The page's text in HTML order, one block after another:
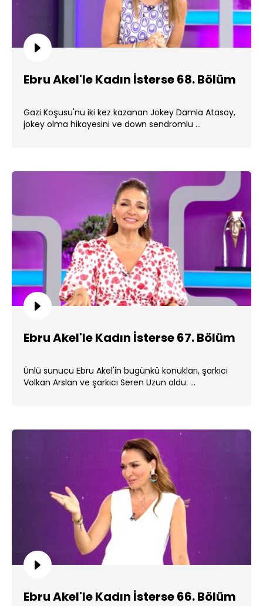
Ebru Akel'le Kadın İsterse 68. Bölüm
Gazi Koşusu'nu iki kez kazanan Jokey Damla Atasoy,
jokey olma hikayesini ve down sendromlu ...
Ebru Akel'le Kadın İsterse 67. Bölüm
Ünlü sunucu Ebru Akel'in bugünkü konukları, şarkıcı
Volkan Arslan ve şarkıcı Seren Uzun oldu. ...
Ebru Akel'le Kadın İsterse 66. Bölüm